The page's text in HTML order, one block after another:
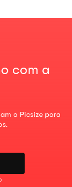
com a
a Picsize para